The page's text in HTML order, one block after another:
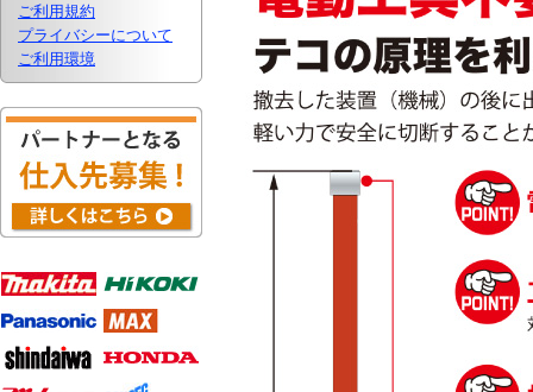
ご利用規約
プライバシーについて
ご利用環境